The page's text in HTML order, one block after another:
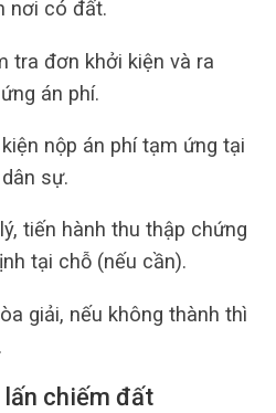
nơi có đất.
tra đơn khởi kiện và ra
án phí.
nộp án phí tạm ứng tại
sự.
tiến hành thu thập chứng
tại chỗ (nếu cần).
giải, nếu không thành thì
lấn chiếm đất